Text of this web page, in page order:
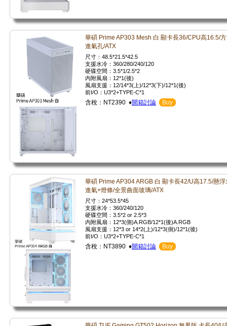
華碩 Prime AP303 Mesh 白 顯卡長36/CPU高16.5/
進氣孔/ATX
尺寸：48.5*21.5*42.5
支援水冷：360/280/240/120
硬碟空間：3.5*1/2.5*2
內附風扇：12*1(後)
風扇支援：12/14*3(上)/12*3(下)/12*1(後)
前I/O：U3*2+TYPE-C*1
含稅：NT2390 ♦開箱討論 Buy
華碩 Prime AP304 ARGB 白 顯卡長42/U高17.5/懸浮
進氣+燈條/全景曲面玻璃/ATX
尺寸：24*53.5*45
支援水冷：360/240/120
硬碟空間：3.5*2 or 2.5*3
內附風扇：12*3(側)A.RGB/12*1(後)A.RGB
風扇支援：12*3 or 14*2(上)/12*3(側)/12*1(後)
前I/O：U3*2+TYPE-C*1
含稅：NT3890 ♦開箱討論 Buy